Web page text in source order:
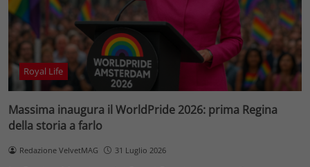
Royal Life
Massima inaugura il WorldPride 2026: prima Regina
della storia a farlo
Redazione VelvetMAG 31 Luglio 2026